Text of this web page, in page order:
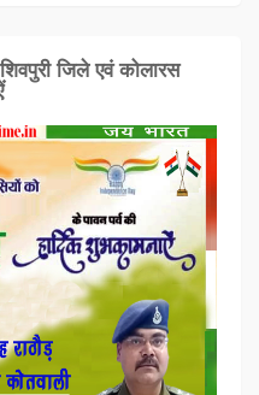
जिले एवं कोलारस